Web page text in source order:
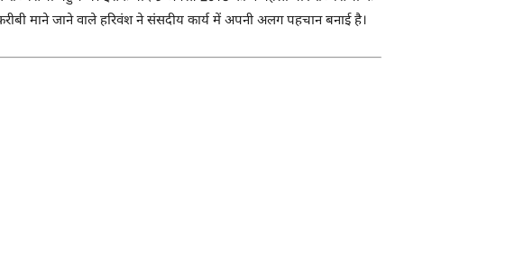
माने जाने वाले हरिवंश ने संसदीय कार्य में अपनी अलग पहचान बनाई है।